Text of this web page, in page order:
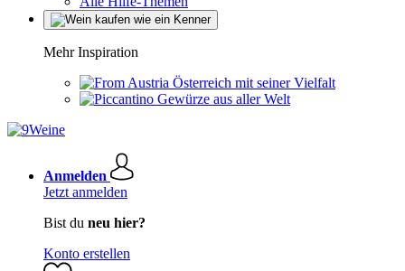
Mehr Inspiration
Österreich mit seiner Vielfalt
Gewürze aus aller Welt
Anmelden
Jetzt anmelden
Bist du neu hier?
Konto erstellen